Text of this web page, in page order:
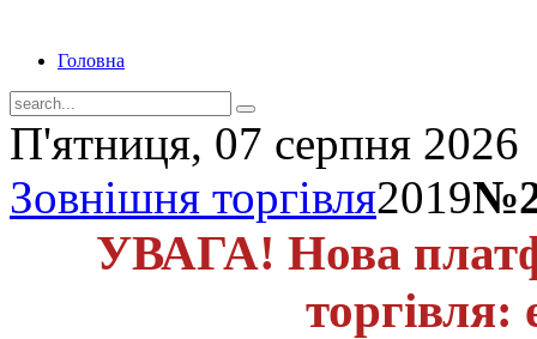
Головна
П'ятниця, 07 серпня 2026
Зовнішня торгівля2019
УВАГА! Нова